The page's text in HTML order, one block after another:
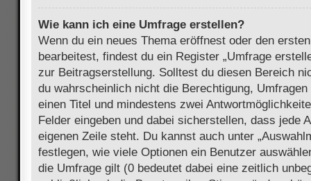
Wie kann ich eine Umfrage erstellen?
Wenn du ein neues Thema eröffnest oder den
bearbeitest, findest du ein Register „Umfrage
zur Beitragserstellung. Solltest du diesen Bereich
du wahrscheinlich nicht die Berechtigung,
einen Titel und mindestens zwei
Felder eingeben und dabei sicherstellen, dass jede
eigenen Zeile steht. Du kannst auch unter
festlegen, wie viele Optionen ein Benutzer
die Umfrage gilt (0 bedeutet dabei eine zeitlich